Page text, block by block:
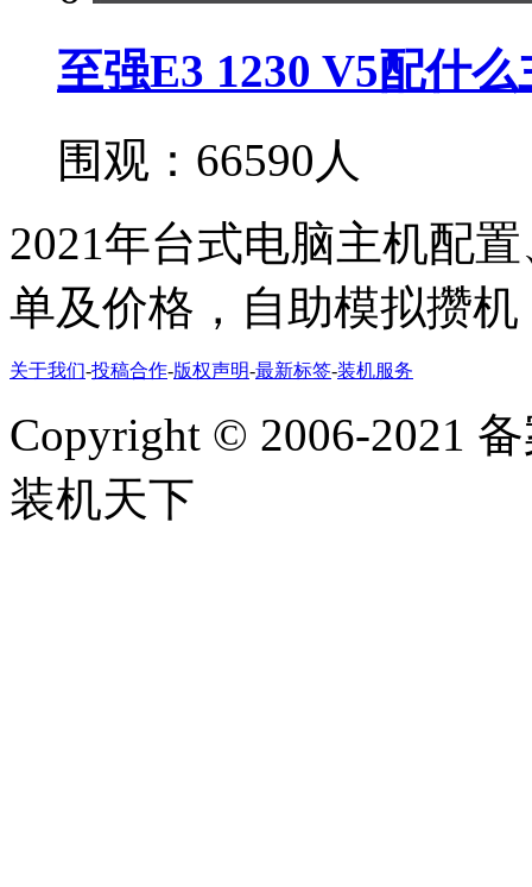
至强E3 1230 V5配什么
围观：66590人
2021年台式电脑主机配
单及价格，自助模拟攒机
关于我们-投稿合作-版权声明-最新标签-装机服务
Copyright © 2006-2021
装机天下